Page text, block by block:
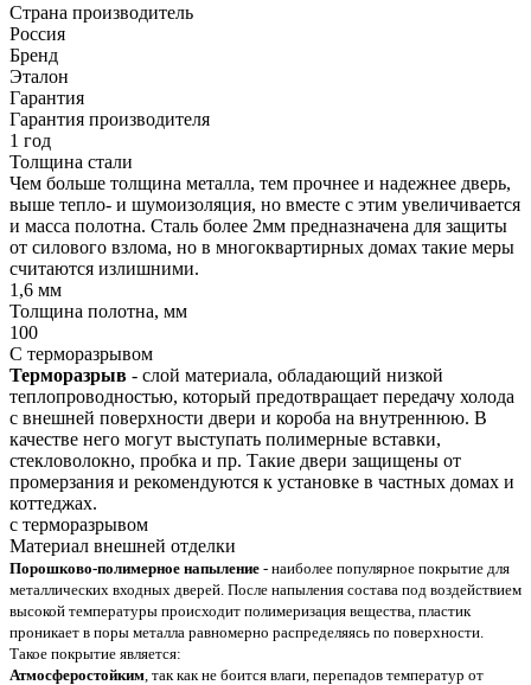
Страна производитель
Россия
Бренд
Эталон
Гарантия
Гарантия производителя
1 год
Толщина стали
Чем больше толщина металла, тем прочнее и надежнее дверь,
выше тепло- и шумоизоляция, но вместе с этим увеличивается
и масса полотна. Сталь более 2мм предназначена для защиты
от силового взлома, но в многоквартирных домах такие меры
считаются излишними.
1,6 мм
Толщина полотна, мм
100
С терморазрывом
Терморазрыв - слой материала, обладающий низкой
теплопроводностью, который предотвращает передачу холода
с внешней поверхности двери и короба на внутреннюю. В
качестве него могут выступать полимерные вставки,
стекловолокно, пробка и пр. Такие двери защищены от
промерзания и рекомендуются к установке в частных домах и
коттеджах.
с терморазрывом
Материал внешней отделки
Порошково-полимерное напыление - наиболее популярное покрытие для
металлических входных дверей. После напыления состава под воздействием
высокой температуры происходит полимеризация вещества, пластик
проникает в поры металла равномерно распределяясь по поверхности.
Такое покрытие является:
Атмосферостойким , так как не боится влаги, перепадов температур от